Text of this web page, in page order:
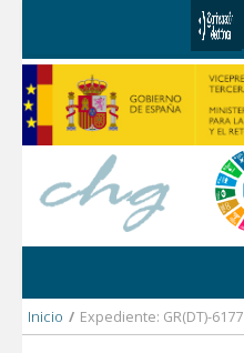
Inicio / Expediente: GR(DT)-6177